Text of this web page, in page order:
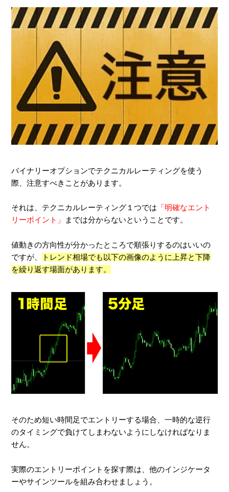
バイナリーオプションでテクニカルレーティングを使う
際、注意すべきことがあります。
それは、テクニカルレーティング１つでは 「明確なエント
リーポイント」
までは分からないということです。
値動きの方向性が分かったところで順張りするのはいいの
ですが、
トレンド相場でも以下の画像のように上昇と下降
を繰り返す場面があります。
そのため短い時間足でエントリーする場合、一時的な逆行
のタイミングで負けてしまわないようにしなければなりま
せん。
実際のエントリーポイントを探す際は、他のインジケータ
ーやサインツールを組み合わせましょう。